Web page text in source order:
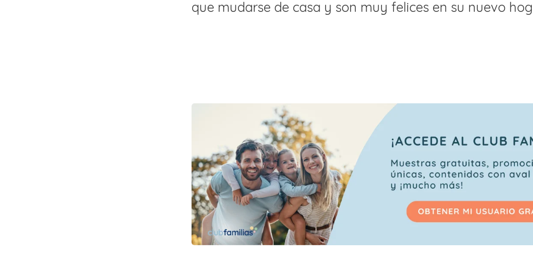
que mudarse de casa y son muy felices en su nuevo